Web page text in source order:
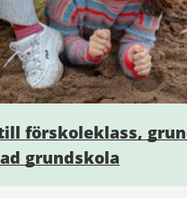
förskoleklass,
grundskola